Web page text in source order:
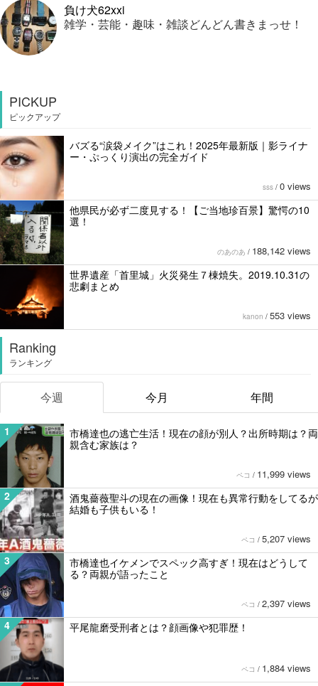
負け犬62xxi
雑学・芸能・趣味・雑談どんどん書きまっせ！
PICKUP
ピックアップ
バズる“涙袋メイク”はこれ！2025年最新版｜影ライナ
ー・ぷっくり演出の完全ガイド
sss / 0 views
他県民が必ず二度見する！【ご当地珍百景】驚愕の10
選！
のあのあ / 188,142 views
世界遺産「首里城」火災発生７棟焼失。2019.10.31の
悲劇まとめ
kanon / 553 views
Ranking
ランキング
今週 今月 年間
1
市橋達也の逃亡生活！現在の顔が別人？出所時期は？両
親含む家族は？
ペコ / 11,999 views
2
酒鬼薔薇聖斗の現在の画像！現在も異常行動をしてるが
結婚も子供もいる！
ペコ / 5,207 views
3
市橋達也イケメンでスペック高すぎ！現在はどうして
る？両親が語ったこと
ペコ / 2,397 views
4 平尾龍磨受刑者とは？顔画像や犯罪歴！
ペコ / 1,884 views